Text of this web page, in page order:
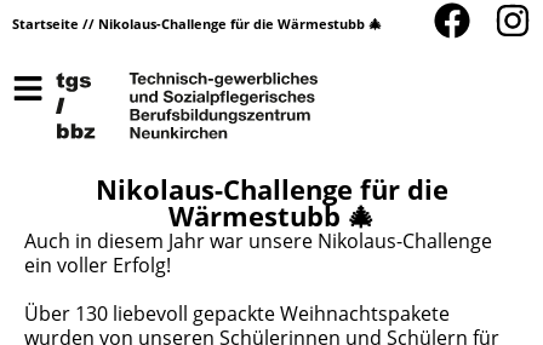
Startseite // Nikolaus-Challenge für die Wärmestubb 🎄
Nikolaus-Challenge für die
Wärmestubb 🎄
Auch in diesem Jahr war unsere Nikolaus-Challenge
ein voller Erfolg!
Über 130 liebevoll gepackte Weihnachtspakete
wurden von unseren Schülerinnen und Schülern für